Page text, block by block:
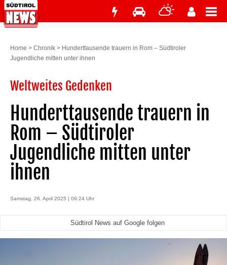
Home > Chronik > Hunderttausende trauern in Rom – Südtiroler
Jugendliche mitten unter ihnen
Weltweites Gedenken
Hunderttausende trauern in
Rom – Südtiroler
Jugendliche mitten unter
ihnen
Samstag, 26. April 2025 | 09:24 Uhr
Südtirol News auf Google folgen